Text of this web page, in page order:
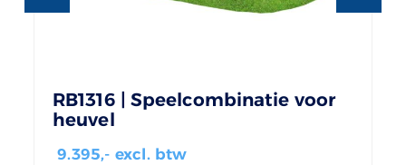
RB1316 | Speelcombinatie voor
heuvel
9.395,- excl. btw